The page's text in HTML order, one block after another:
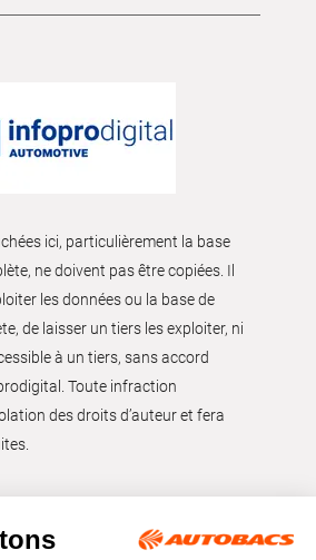
ici, particulièrement la base
ne doivent pas être copiées. Il
les données ou la base de
de laisser un tiers les exploiter, ni
à un tiers, sans accord
Toute infraction
des droits d’auteur et fera